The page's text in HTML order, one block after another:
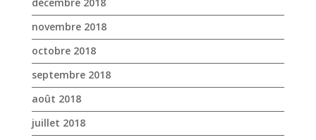
juillet 2018
juin 2018
mai 2018
avril 2018
mars 2018
février 2018